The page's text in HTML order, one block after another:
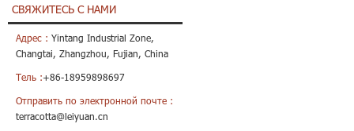
СВЯЖИТЕСЬ С НАМИ
Адрес : Yintang Industrial Zone,
Changtai, Zhangzhou, Fujian, China
Тель :+86-18959898697
Отправить по электронной почте :
terracotta@leiyuan.cn